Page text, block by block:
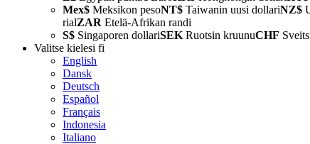
Mex$ Meksikon pesoNT$ Taiwanin uusi dollariNZ$
rialZAR Etelä-Afrikan randi
S$ Singaporen dollariSEK Ruotsin kruunuCHF
Valitse kielesi fi
English
Dansk
Deutsch
Español
Français
Indonesia
Italiano